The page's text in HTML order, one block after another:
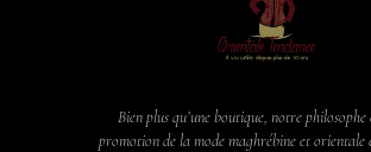
Bien plus qu’une boutique, notre philosophe
promotion de la mode maghrébine et orientale